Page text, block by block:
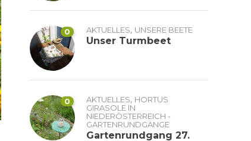
0 AKTUELLES, UNSERE BEETE
Unser Turmbeet
0 AKTUELLES, HORTUS
GIRASOLE IN
NIEDERÖSTERREICH -
GARTENRUNDGÄNGE
Gartenrundgang 27.